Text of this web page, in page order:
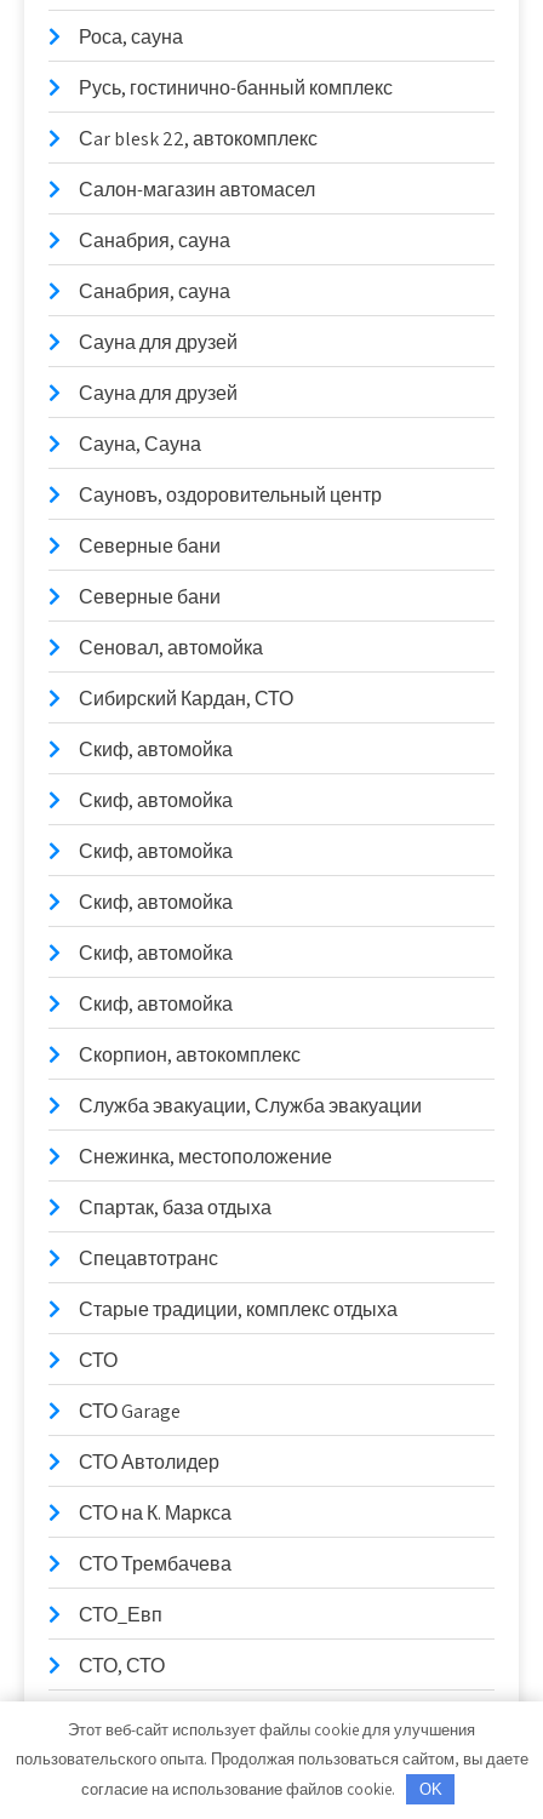
Роса, сауна
Русь, гостинично-банный комплекс
Сar blesk 22, автокомплекс
Салон-магазин автомасел
Санабрия, сауна
Санабрия, сауна
Сауна для друзей
Сауна для друзей
Сауна, Сауна
Сауновъ, оздоровительный центр
Северные бани
Северные бани
Сеновал, автомойка
Сибирский Кардан, СТО
Скиф, автомойка
Скиф, автомойка
Скиф, автомойка
Скиф, автомойка
Скиф, автомойка
Скиф, автомойка
Скорпион, автокомплекс
Служба эвакуации, Служба эвакуации
Снежинка, местоположение
Спартак, база отдыха
Спецавтотранс
Старые традиции, комплекс отдыха
СТО
СТО Garage
СТО Автолидер
СТО на К. Маркса
СТО Трембачева
СТО_Евп
СТО, СТО
Столица Поморья, гостиница
Этот веб-сайт использует файлы cookie для улучшения
пользовательского опыта. Продолжая пользоваться сайтом, вы даете
согласие на использование файлов cookie.
OK